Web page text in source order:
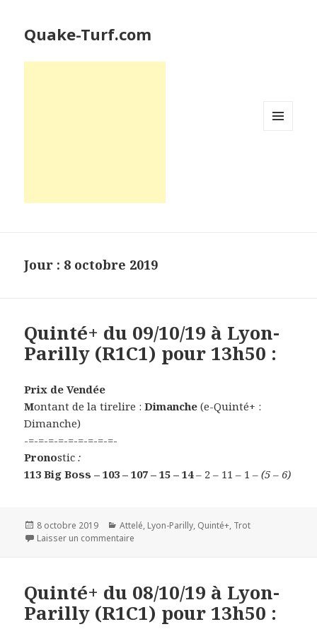
Quake-Turf.com
Jour : 8 octobre 2019
Quinté+ du 09/10/19 à Lyon-
Parilly (R1C1) pour 13h50 :
Prix de Vendée
Montant de la tirelire :Dimanche (e-Quinté+ :
Dimanche)
-=-=-=-=-=-=-=-=-=-
Pronostic:
113 Big Boss – 103 – 107 – 15 – 14– 2 – 11 – 1 – (5 – 6)
Publié
le
8 octobre 2019 Catégories
Attelé, Lyon-Parilly, Quinté+, Trot
Laisser un commentaire
Quinté+ du 08/10/19 à Lyon-
Parilly (R1C1) pour 13h50 :